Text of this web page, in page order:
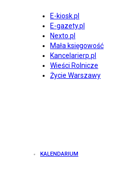
E-kiosk.pl
E-gazety.pl
Nexto.pl
Mała księgowość
Kancelarierp.pl
Wieści Rolnicze
Życie Warszawy
KALENDARIUM